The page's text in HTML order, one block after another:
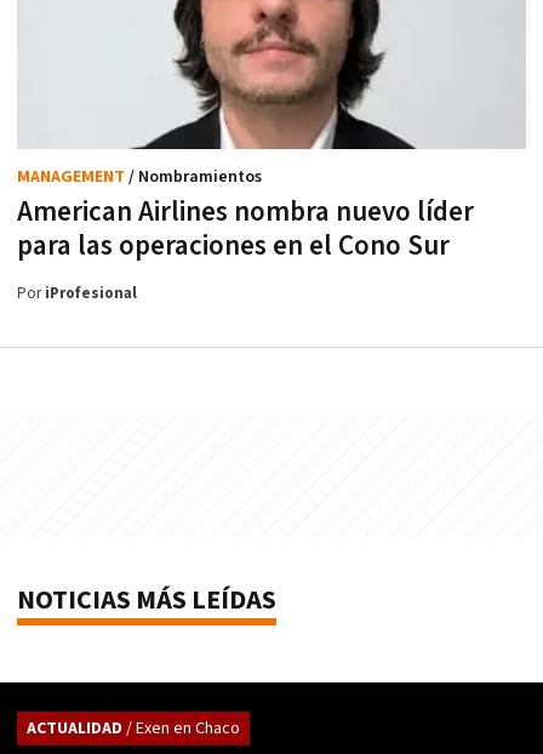
American Airlines nombra nuevo líder
para las operaciones en el Cono Sur
MANAGEMENT / Nombramientos
PoriProfesional
NOTICIAS MÁS LEÍDAS
ACTUALIDAD / Exen en Chaco